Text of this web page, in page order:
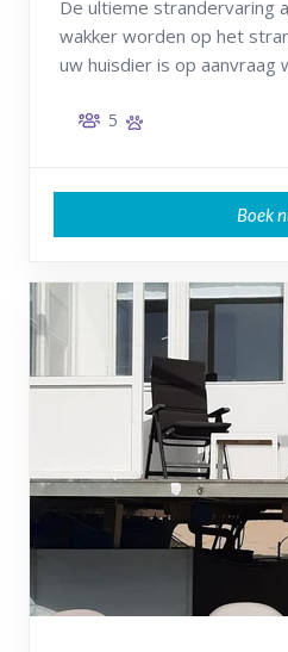
De ultieme strandervaring
wakker worden op het
uw huisdier is op aanvraag
5
Boek